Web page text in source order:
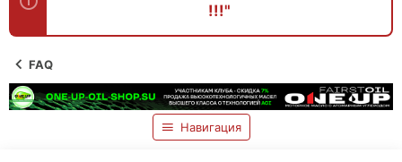
!!!"
FAQ
Навигация